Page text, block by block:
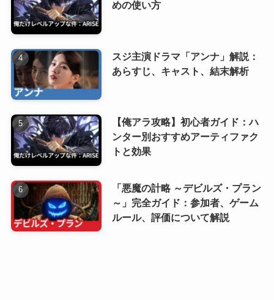
めの使い方
スジ主演ドラマ「アンナ」解説：
あらすじ、キャスト、結末解析
【俺アラ攻略】初心者ガイド：ハ
ンター別おすすめアーティファク
トと効果
「悪魔の計略 ～デビルズ・プラン
～」完全ガイド：参加者、ゲーム
ルール、評価について解説